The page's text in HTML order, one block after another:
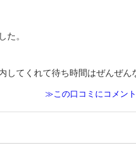
た。
てくれて待ち時間はぜんぜん
≫この口コミにコメン